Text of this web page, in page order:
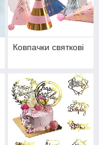
Ковпачки святкові